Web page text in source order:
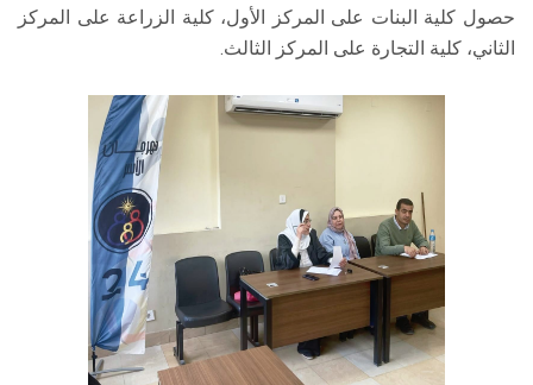
حصول كلية البنات على المركز الأول، كلية الزراعة على المركز
الثاني، كلية التجارة على المركز الثالث.